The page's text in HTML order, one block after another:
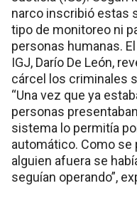
narco inscribió estas
tipo de monitoreo ni
personas humanas.
IGJ, Darío De León,
cárcel los criminales
“Una vez que ya
personas
sistema lo permitía
automático. Como se
alguien afuera se
seguían operando”,